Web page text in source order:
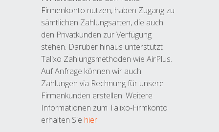
Firmenkonto nutzen, haben Zugang zu
sämtlichen Zahlungsarten, die auch
den Privatkunden zur Verfügung
stehen. Darüber hinaus unterstützt
Talixo Zahlungsmethoden wie AirPlus.
Auf Anfrage können wir auch
Zahlungen via Rechnung für unsere
Firmenkunden erstellen. Weitere
Informationen zum Talixo-Firmkonto
erhalten Sie hier.